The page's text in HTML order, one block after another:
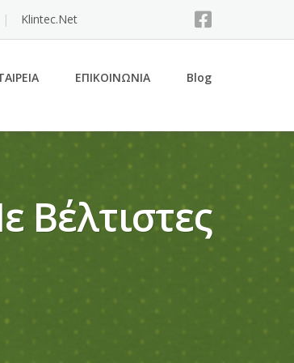
Klintec.Net
ΕΠΙΚΟΙΝΩΝΙΑ Blog
Βέλτιστες